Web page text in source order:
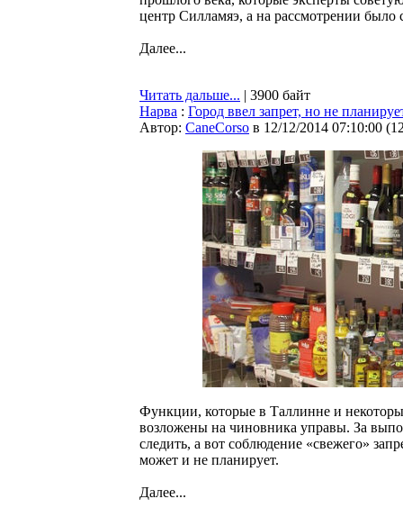
центр Силламяэ, а на рассмотрении было
Далее...
Читать дальше... | 3900 байт
Нарва : Город ввел запрет, но не
Автор: CaneCorso в 12/12/2014 07:10:00 (
Функции, которые в Таллинне и
возложены на чиновника управы. За
следить, а вот соблюдение «свежего»
может и не планирует.
Далее...